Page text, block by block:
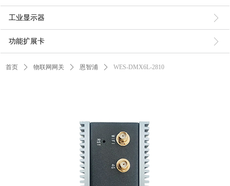
首页 ꄲ 物联网网关 ꄲ 恩智浦 ꄲ WES-DMX6L-2810
工业显示器 ꁕ
功能扩展卡 ꁕ